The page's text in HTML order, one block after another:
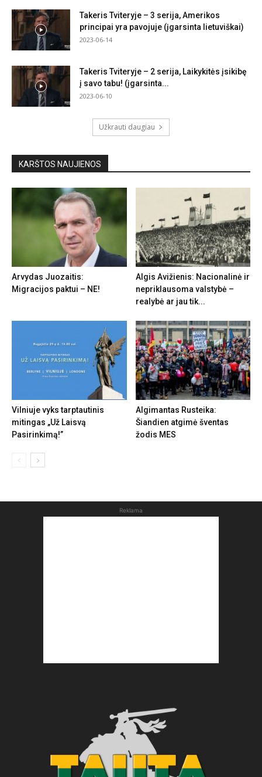
Takeris Tviteryje – 3 serija, Amerikos
principai yra pavojuje (įgarsinta lietuviškai)
2023-06-14
Takeris Tviteryje – 2 serija, Laikykitės įsikibę
į savo tabu! (įgarsinta...
2023-06-10
Užkrauti daugiau
KARŠTOS NAUJIENOS
Arvydas Juozaitis:
Migracijos paktui – NE!
Algis Avižienis: Nacionalinė ir
nepriklausoma valstybė –
realybė ar jau tik...
Vilniuje vyks tarptautinis
mitingas „Už Laisvą
Pasirinkimą!”
Algimantas Rusteika:
Šiandien atgimė šventas
žodis MES
Reklama